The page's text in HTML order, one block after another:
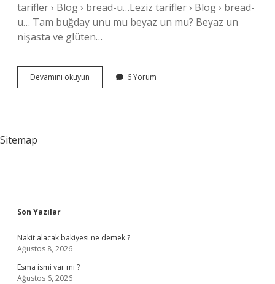
tarifler › Blog › bread-u…Leziz tarifler › Blog › bread-
u… Tam buğday unu mu beyaz un mu? Beyaz un
nişasta ve glüten…
Devamını okuyun
Faydalı
6 Yorum
Sitemap
Sidebar
Son Yazılar
Nakit alacak bakiyesi ne demek ?
Ağustos 8, 2026
Esma ismi var mı ?
Ağustos 6, 2026